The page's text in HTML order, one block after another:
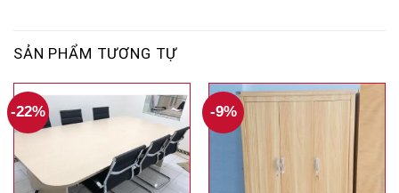
SẢN PHẨM TƯƠNG TỰ
-22% -9%